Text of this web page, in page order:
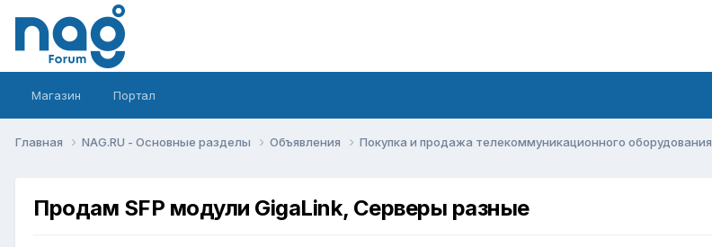
Магазин Портал
Главная NAG.RU - Основные разделы Объявления Покупка и продажа телекоммуникационного оборудования
Продам SFP модули GigaLink, Серверы разные